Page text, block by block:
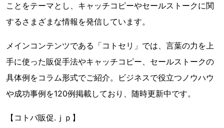
ことをテーマとし、キャッチコピーやセールストークに関
するさまざまな情報を発信しています。
メインコンテンツである「コトセリ」では、言葉の力を上
手に使った販促手法やキャッチコピー、セールストークの
具体例をコラム形式でご紹介。ビジネスで役立つノウハウ
や成功事例を120例掲載しており、随時更新中です。
【コトバ販促.ｊｐ】